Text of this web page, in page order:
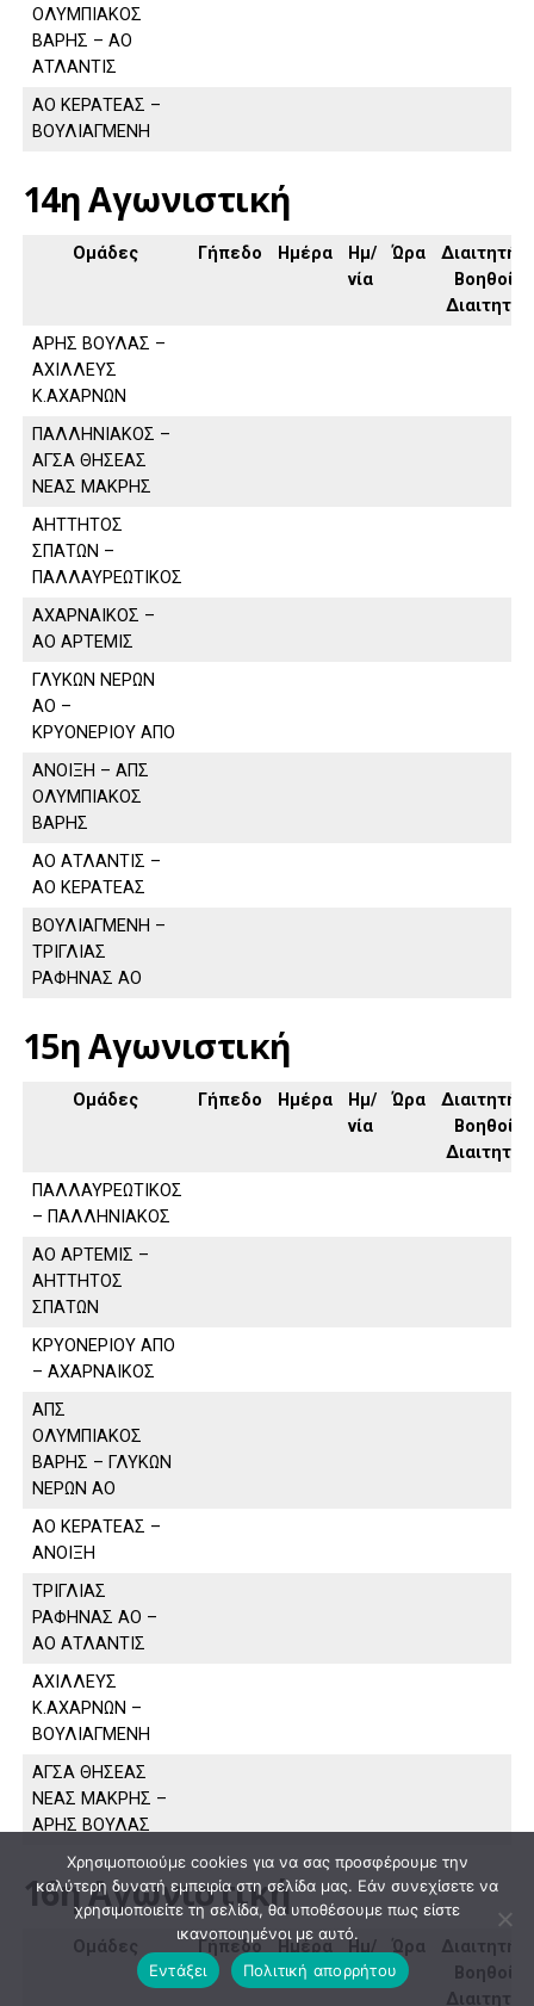
ΟΛΥΜΠΙΑΚΟΣ
ΒΑΡΗΣ – ΑΟ
ΑΤΛΑΝΤΙΣ
ΑΟ ΚΕΡΑΤΕΑΣ –
ΒΟΥΛΙΑΓΜΕΝΗ
14η Αγωνιστική
Ομάδες Γήπεδο Ημέρα
Ημ/
νία
Ώρα
Διαιτητής,
Βοηθοί
Διαιτητή
ΑΡΗΣ ΒΟΥΛΑΣ –
ΑΧΙΛΛΕΥΣ
Κ.ΑΧΑΡΝΩΝ
ΠΑΛΛΗΝΙΑΚΟΣ –
ΑΓΣΑ ΘΗΣΕΑΣ
ΝΕΑΣ ΜΑΚΡΗΣ
ΑΗΤΤΗΤΟΣ
ΣΠΑΤΩΝ –
ΠΑΛΛΑΥΡΕΩΤΙΚΟΣ
ΑΧΑΡΝΑΙΚΟΣ –
ΑΟ ΑΡΤΕΜΙΣ
ΓΛΥΚΩΝ ΝΕΡΩΝ
ΑΟ –
ΚΡΥΟΝΕΡΙΟΥ ΑΠΟ
ΑΝΟΙΞΗ – ΑΠΣ
ΟΛΥΜΠΙΑΚΟΣ
ΒΑΡΗΣ
ΑΟ ΑΤΛΑΝΤΙΣ –
ΑΟ ΚΕΡΑΤΕΑΣ
ΒΟΥΛΙΑΓΜΕΝΗ –
ΤΡΙΓΛΙΑΣ
ΡΑΦΗΝΑΣ ΑΟ
15η Αγωνιστική
Ομάδες Γήπεδο Ημέρα
Ημ/
νία
Ώρα
Διαιτητής,
Βοηθοί
Διαιτητή
ΠΑΛΛΑΥΡΕΩΤΙΚΟΣ
– ΠΑΛΛΗΝΙΑΚΟΣ
ΑΟ ΑΡΤΕΜΙΣ –
ΑΗΤΤΗΤΟΣ
ΣΠΑΤΩΝ
ΚΡΥΟΝΕΡΙΟΥ ΑΠΟ
– ΑΧΑΡΝΑΙΚΟΣ
ΑΠΣ
ΟΛΥΜΠΙΑΚΟΣ
ΒΑΡΗΣ – ΓΛΥΚΩΝ
ΝΕΡΩΝ ΑΟ
ΑΟ ΚΕΡΑΤΕΑΣ –
ΑΝΟΙΞΗ
ΤΡΙΓΛΙΑΣ
ΡΑΦΗΝΑΣ ΑΟ –
ΑΟ ΑΤΛΑΝΤΙΣ
ΑΧΙΛΛΕΥΣ
Κ.ΑΧΑΡΝΩΝ –
ΒΟΥΛΙΑΓΜΕΝΗ
ΑΓΣΑ ΘΗΣΕΑΣ
ΝΕΑΣ ΜΑΚΡΗΣ –
ΑΡΗΣ ΒΟΥΛΑΣ
16η Αγωνιστική
Ομάδες Γήπεδο Ημέρα
Ημ/
νία
Ώρα
Διαιτητής,
Βοηθοί
Διαιτητή
Χρησιμοποιούμε cookies για να σας προσφέρουμε την
καλύτερη δυνατή εμπειρία στη σελίδα μας. Εάν συνεχίσετε να
χρησιμοποιείτε τη σελίδα, θα υποθέσουμε πως είστε
ικανοποιημένοι με αυτό.
Εντάξει
Πολιτική απορρήτου